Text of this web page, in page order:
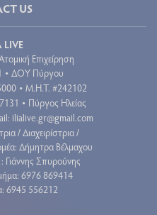
US
LIVE
Επιχείρηση
• ΔΟΥ Πύργου
• Μ.Η.Τ. #242102
• Πύργος Ηλείας
ilialive.gr@gmail.com
/ Διαχειρίστρια /
Δήμητρα Βέλμαχου
Γιάννης Σπυρούνης
6976 869414
6945 556212